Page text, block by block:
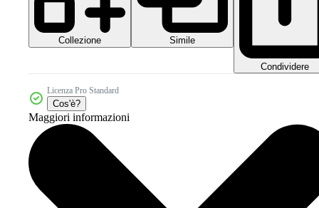
Collezione Simile
Condividere
Licenza Pro Standard
Cos'è?
Maggiori informazioni